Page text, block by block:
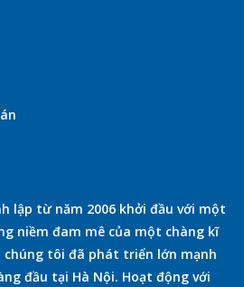
lập từ năm 2006 khởi đầu với một
niềm đam mê của một chàng kĩ
chúng tôi đã phát triển lớn mạnh
đầu tại Hà Nội. Hoạt động với